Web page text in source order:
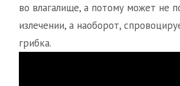
во влагалище, а потому может не
излечении, а наоборот,
грибка.